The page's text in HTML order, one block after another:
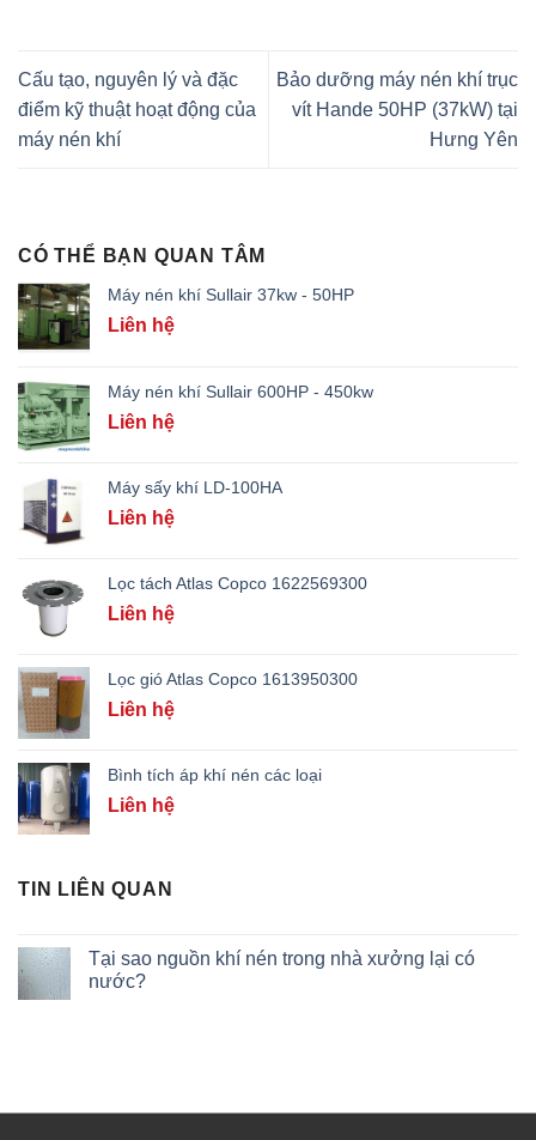
Cấu tạo, nguyên lý và đặc
điểm kỹ thuật hoạt động của
máy nén khí
Bảo dưỡng máy nén khí trục
vít Hande 50HP (37kW) tại
Hưng Yên
CÓ THỂ BẠN QUAN TÂM
Máy nén khí Sullair 37kw - 50HP
Liên hệ
Máy nén khí Sullair 600HP - 450kw
Liên hệ
Máy sấy khí LD-100HA
Liên hệ
Lọc tách Atlas Copco 1622569300
Liên hệ
Lọc gió Atlas Copco 1613950300
Liên hệ
Bình tích áp khí nén các loại
Liên hệ
TIN LIÊN QUAN
Tại sao nguồn khí nén trong nhà xưởng lại có
nước?